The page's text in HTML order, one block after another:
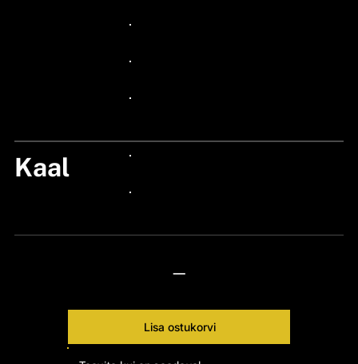
Kaal
—
Lisa ostukorvi